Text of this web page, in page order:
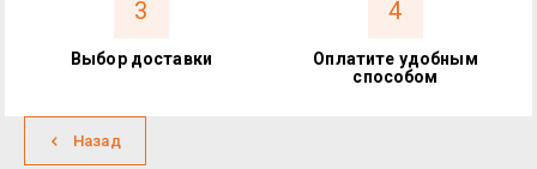
3
Выбор доставки
4
Оплатите удобным
способом
Назад